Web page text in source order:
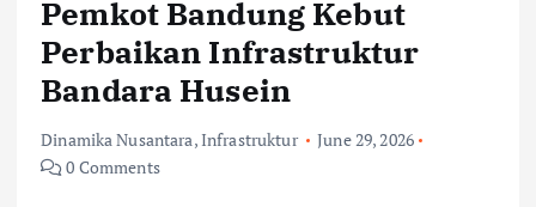
Pemkot Bandung Kebut
Perbaikan Infrastruktur
Bandara Husein
Dinamika Nusantara,Infrastruktur
June 29, 2026
0 Comments